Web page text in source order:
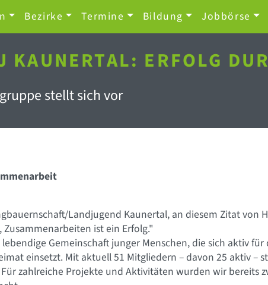
Bezirke Termine Bildung Jobbörse
KAUNERTAL: ERFOLG
stellt sich vor
Landjugend Kaunertal, an diesem Zitat von
ist ein Erfolg."
Gemeinschaft junger Menschen, die sich aktiv
einsetzt. Mit aktuell 51 Mitgliedern – davon 25 aktiv
zahlreiche Projekte und Aktivitäten wurden wir bereits